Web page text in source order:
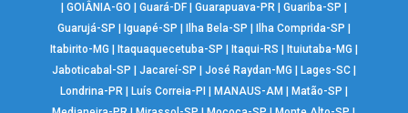
GOIÂNIA-GO Guará-DF| Guarapuava-PR| Guariba-SP
Guarujá-SP
Iguapé-SP Ilha Bela-SP Ilha Comprida-SP
Itabirito-MG
Itaquaquecetuba-SP Itaqui-RS Ituiutaba-MG
Jaboticabal-SP
Jacareí-SP José Raydan-MG Lages-SC|
Londrina-PR| Luís Correia-PI MANAUS-AM Matão-SP